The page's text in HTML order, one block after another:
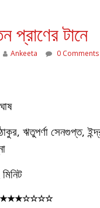
প্রাণের টানে
Ankeeta 0 Comments
ঋতুপর্ণা সেনগুপ্ত,